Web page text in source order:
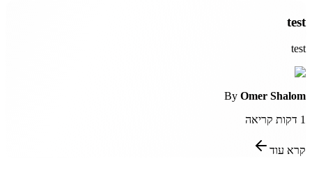
test
test
By Omer Shalom
1 דקות קריאה
קרא עוד